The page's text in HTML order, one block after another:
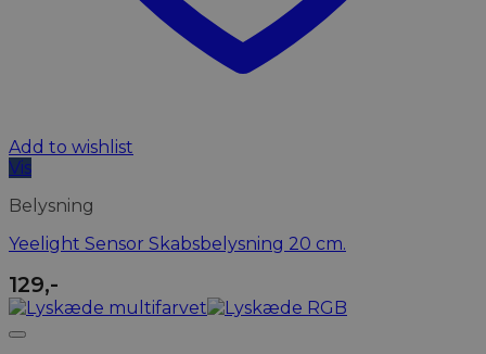
Add to wishlist
Vis
Belysning
Yeelight Sensor Skabsbelysning 20 cm.
129,-